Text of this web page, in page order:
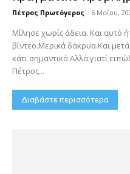
Πέτρος Πρωτόγερος - 6 Μαΐου,
Μίλησε χωρίς άδεια. Και αυτό
βίντεο.Μερικά δάκρυα.Και
κάτι σημαντικό.Αλλά γιατί
Πέτρος...
Διαβάστε περισσότερα